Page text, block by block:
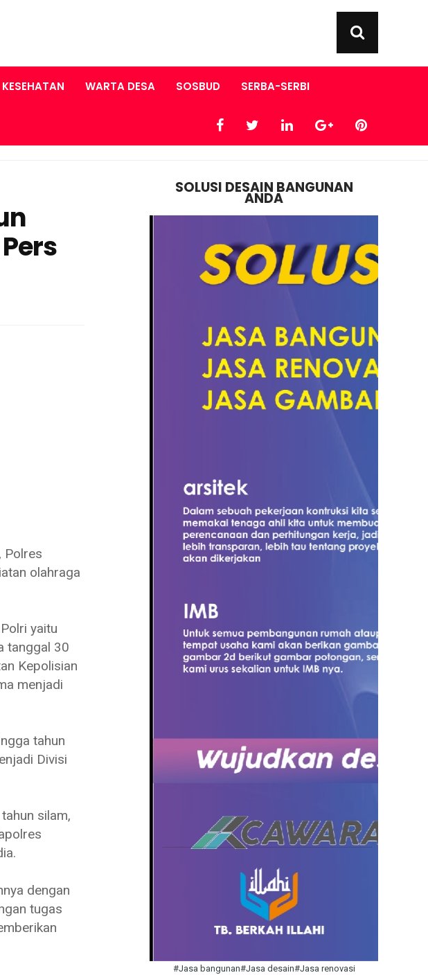
KESEHATAN WARTA DESA SOSBUD SERBA-SERBI
Polres
olahraga
yaitu
tanggal 30
Kepolisian
menjadi
tahun
Divisi
silam,
dengan
tugas
SOLUSI DESAIN BANGUNAN
ANDA
#Jasa bangunan#Jasa desain#Jasa renovasi